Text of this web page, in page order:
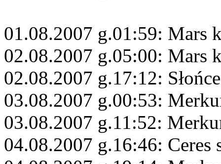
01.08.2007 g.01:59: Mars
02.08.2007 g.05:00: Mars
02.08.2007 g.17:12:
03.08.2007 g.00:53:
03.08.2007 g.11:52:
04.08.2007 g.16:46: Ceres